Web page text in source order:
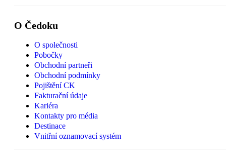
O Čedoku
O společnosti
Pobočky
Obchodní partneři
Obchodní podmínky
Pojištění CK
Fakturační údaje
Kariéra
Kontakty pro média
Destinace
Vnitřní oznamovací systém